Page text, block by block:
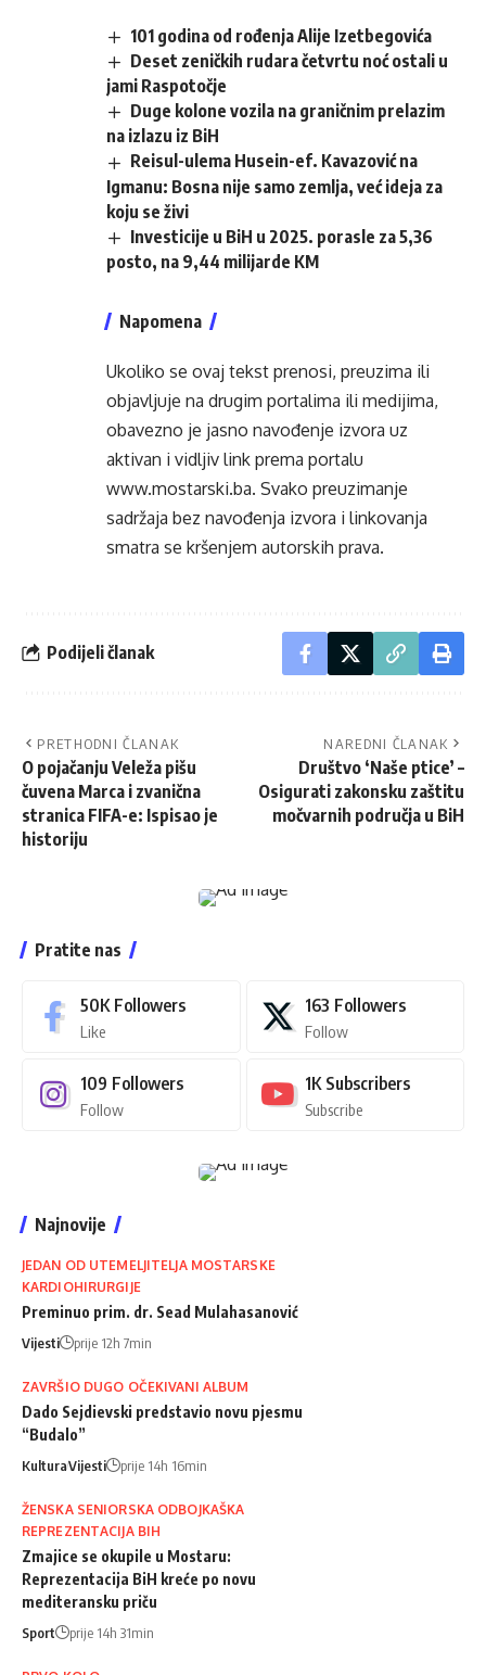
101 godina od rođenja Alije Izetbegovića
Deset zeničkih rudara četvrtu noć ostali u
jami Raspotočje
Duge kolone vozila na graničnim prelazim
na izlazu iz BiH
Reisul-ulema Husein-ef. Kavazović na
Igmanu: Bosna nije samo zemlja, već ideja za
koju se živi
Investicije u BiH u 2025. porasle za 5,36
posto, na 9,44 milijarde KM
Napomena
Ukoliko se ovaj tekst prenosi, preuzima ili
objavljuje na drugim portalima ili medijima,
obavezno je jasno navođenje izvora uz
aktivan i vidljiv link prema portalu
www.mostarski.ba. Svako preuzimanje
sadržaja bez navođenja izvora i linkovanja
smatra se kršenjem autorskih prava.
Podijeli članak
PRETHODNI ČLANAK
O pojačanju Veleža pišu
čuvena Marca i zvanična
stranica FIFA-e: Ispisao je
historiju
NAREDNI ČLANAK
Društvo ‘Naše ptice’ –
Osigurati zakonsku zaštitu
močvarnih područja u BiH
Pratite nas
50K Followers
Like
163 Followers
Follow
109 Followers
Follow
1K Subscribers
Subscribe
Najnovije
JEDAN OD UTEMELJITELJA MOSTARSKE
KARDIOHIRURGIJE
Preminuo prim. dr. Sead Mulahasanović
Vijesti prije 12h 7min
ZAVRŠIO DUGO OČEKIVANI ALBUM
Dado Sejdievski predstavio novu pjesmu
“Budalo”
KulturaVijesti prije 14h 16min
ŽENSKA SENIORSKA ODBOJKAŠKA
REPREZENTACIJA BIH
Zmajice se okupile u Mostaru:
Reprezentacija BiH kreće po novu
mediteransku priču
Sport prije 14h 31min